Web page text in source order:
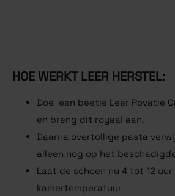
HOE WERKT LEER HERSTEL:
Doe een beetje Leer Rovatie
en breng dit royaal aan.
Daarna overtollige pasta
alleen nog op het
Laat de schoen nu 4 tot 12
kamertemperatuur